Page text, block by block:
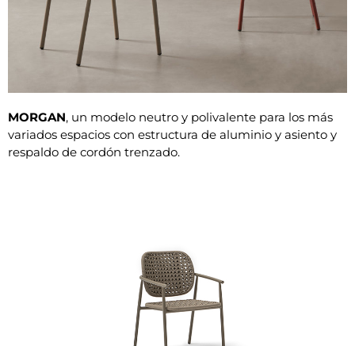
MORGAN, un modelo neutro y polivalente para los más
variados espacios con estructura de aluminio y asiento y
respaldo de cordón trenzado.